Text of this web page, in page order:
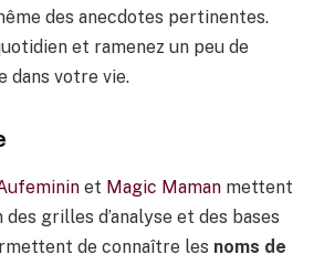
des anecdotes pertinentes.
et ramenez un peu de
dans votre vie.
et Magic Maman mettent
grilles d’analyse et des bases
de connaître les noms de